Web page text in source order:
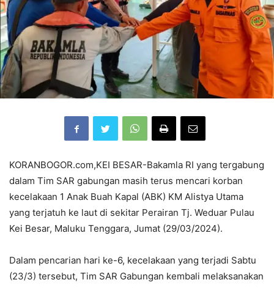
KORANBOGOR.com,KEI BESAR-Bakamla RI yang tergabung
dalam Tim SAR gabungan masih terus mencari korban
kecelakaan 1 Anak Buah Kapal (ABK) KM Alistya Utama
yang terjatuh ke laut di sekitar Perairan Tj. Weduar Pulau
Kei Besar, Maluku Tenggara, Jumat (29/03/2024).
Dalam pencarian hari ke-6, kecelakaan yang terjadi Sabtu
(23/3) tersebut, Tim SAR Gabungan kembali melaksanakan